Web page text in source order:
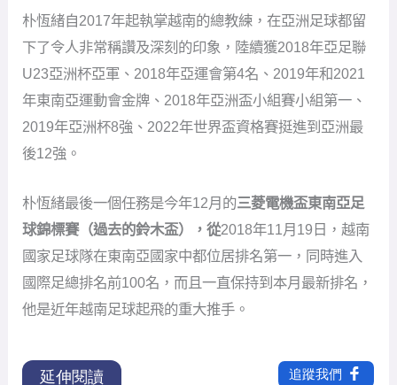
朴恆緒自2017年起執掌越南的總教練，在亞洲足球都留
下了令人非常稱讚及深刻的印象，陸續獲2018年亞足聯
U23亞洲杯亞軍、2018年亞運會第4名、2019年和2021
年東南亞運動會金牌、2018年亞洲盃小組賽小組第一、
2019年亞洲杯8強、2022年世界盃資格賽挺進到亞洲最
後12強。
朴恆緒最後一個任務是今年12月的三菱電機盃東南亞足
球錦標賽（過去的鈴木盃），從2018年11月19日，越南
國家足球隊在東南亞國家中都位居排名第一，同時進入
國際足總排名前100名，而且一直保持到本月最新排名，
他是近年越南足球起飛的重大推手。